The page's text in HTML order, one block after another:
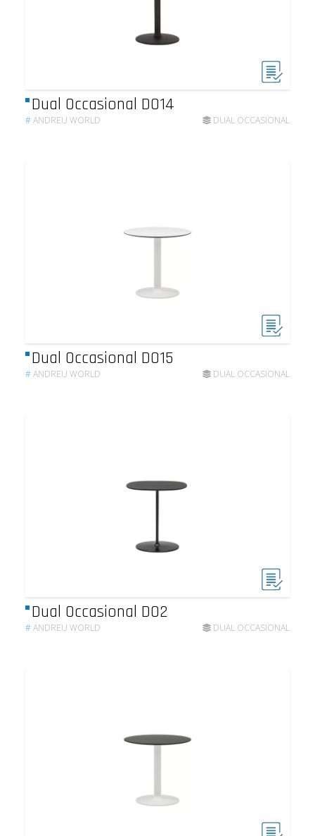
Dual Occasional DO14
#ANDREU WORLD DUAL OCCASIONAL
Dual Occasional DO15
#ANDREU WORLD DUAL OCCASIONAL
Dual Occasional DO2
#ANDREU WORLD DUAL OCCASIONAL